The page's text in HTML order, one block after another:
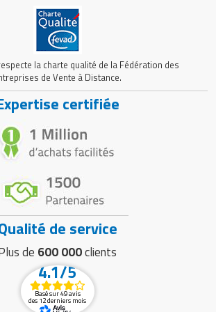
la charte qualité de la Fédération des
de Vente à Distance.
certifiée
de service
de 600 000clients
4.1/5
Basé sur 49 avis
des 12 derniers mois